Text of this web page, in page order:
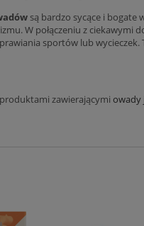
są bardzo sycące i bogate
W połączeniu z
sportów lub
zawierającymi owady